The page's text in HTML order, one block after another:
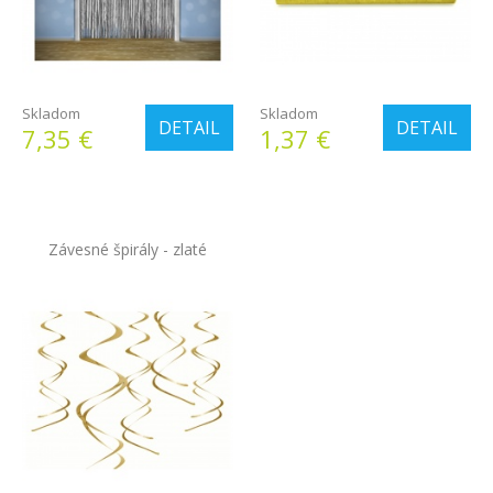
DETAIL
Skladom
7,35 € DETAIL
Skladom
1,37 €
Závesné špirály - zlaté